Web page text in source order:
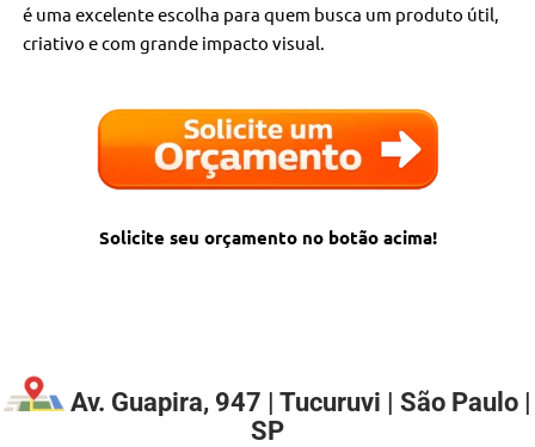
é uma excelente escolha para quem busca um produto útil,
criativo e com grande impacto visual.
Solicite seu orçamento no botão acima!
Av. Guapira, 947 | Tucuruvi | São Paulo |
SP